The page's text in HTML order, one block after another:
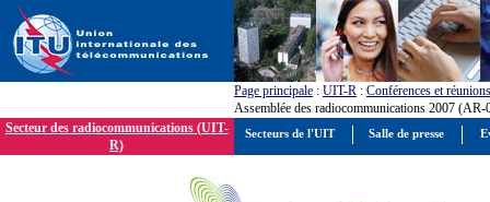
Page principale : UIT-R : Conférences et réunions
Assemblée des radiocommunications 2007 (AR-
Secteur des radiocommunications (UIT-
R)
Secteurs de l'UIT Salle de presse